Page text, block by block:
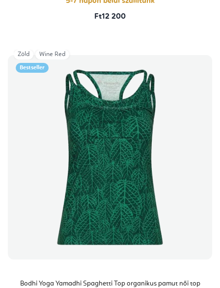
Ft12 200
Bestseller
Bodhi Yoga Yamadhi Spaghetti Top organikus pamut női top
Zöld Wine Red